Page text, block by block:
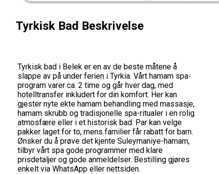
Tyrkisk Bad Beskrivelse
Tyrkisk bad i Belek er en av de beste måtene å
slappe av på under ferien i Tyrkia. Vårt hamam spa-
program varer ca. 2 time og går hver dag, med
hotelltransfer inkludert for din komfort. Her kan
gjester nyte ekte hamam behandling med massasje,
hamam skrubb og tradisjonelle spa-ritualer i en rolig
atmosfære eller i et historisk bad. Par kan velge
pakker laget for to, mens familier får rabatt for barn.
Ønsker du å prøve det kjente Suleymaniye-hamam,
tilbyr vårt spa gode programmer med klare
prisdetaljer og gode anmeldelser. Bestilling gjøres
enkelt via WhatsApp eller nettsiden.